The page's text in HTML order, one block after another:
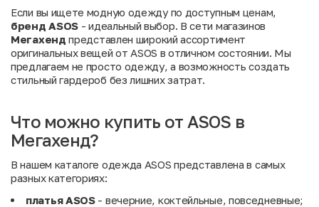
Если вы ищете модную одежду по доступным ценам,
бренд ASOS - идеальный выбор. В сети магазинов
Мегахенд представлен широкий ассортимент
оригинальных вещей от ASOS в отличном состоянии. Мы
предлагаем не просто одежду, а возможность создать
стильный гардероб без лишних затрат.
Что можно купить от ASOS в
Мегахенд?
В нашем каталоге одежда ASOS представлена в самых
разных категориях:
платья ASOS- вечерние, коктейльные, повседневные;